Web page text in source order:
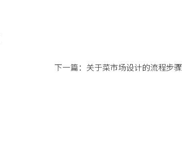
下一篇： 关于菜市场设计的流程步骤